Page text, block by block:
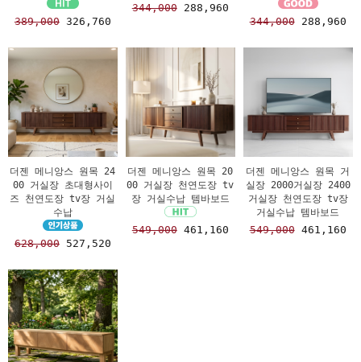
389,000326,760
344,000288,960
344,000288,960
더젠 메니앙스 원목 24
00 거실장 초대형사이
즈 천연도장 tv장 거실
수납
628,000527,520
더젠 메니앙스 원목 20
00 거실장 천연도장 tv
장 거실수납 템바보드
549,000461,160
더젠 메니앙스 원목 거
실장 2000거실장 2400
거실장 천연도장 tv장
거실수납 템바보드
549,000461,160